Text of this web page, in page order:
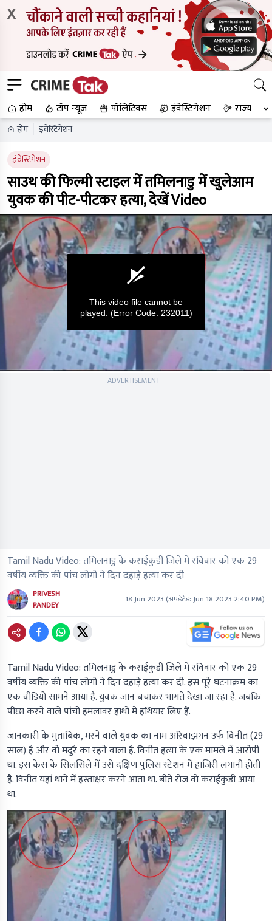
X
होम टॉप न्यूज पॉलिटिक्स इंवेस्टिगेशन राज्य
होम इंवेस्टिगेशन
इंवेस्टिगेशन
साउथ की फिल्मी स्टाइल में तमिलनाडु में खुलेआम
युवक की पीट-पीटकर हत्या, देखें Video
This video file cannot be
played. (Error Code: 232011)
ADVERTISEMENT
Tamil Nadu Video: तमिलनाडु के कराईकुडी जिले में रविवार को एक 29
वर्षीय व्यक्ति की पांच लोगों ने दिन दहाड़े हत्या कर दी
PRIVESH
PANDEY
18 Jun 2023(अपडेटेड:Jun 18 2023 2:40 PM)
Tamil Nadu Video: तमिलनाडु के कराईकुडी जिले में रविवार को एक 29
वर्षीय व्यक्ति की पांच लोगों ने दिन दहाड़े हत्या कर दी. इस पूरे घटनाक्रम का
एक वीडियो सामने आया है. युवक जान बचाकर भागते देखा जा रहा है. जबकि
पीछा करने वाले पांचों हमलावर हाथों में हथियार लिए हैं.
जानकारी के मुताबिक, मरने वाले युवक का नाम अरिवाझगन उर्फ ​​विनीत (29
साल) है और वो मदुरै का रहने वाला है. विनीत हत्या के एक मामले में आरोपी
था. इस केस के सिलसिले में उसे दक्षिण पुलिस स्टेशन में हाजिरी लगानी होती
है. विनीत यहां थाने में हस्ताक्षर करने आता था. बीते रोज वो कराईकुडी आया
था.